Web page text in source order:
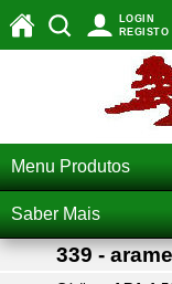
LOGIN
REGISTO
Menu Produtos
Saber Mais
339 -